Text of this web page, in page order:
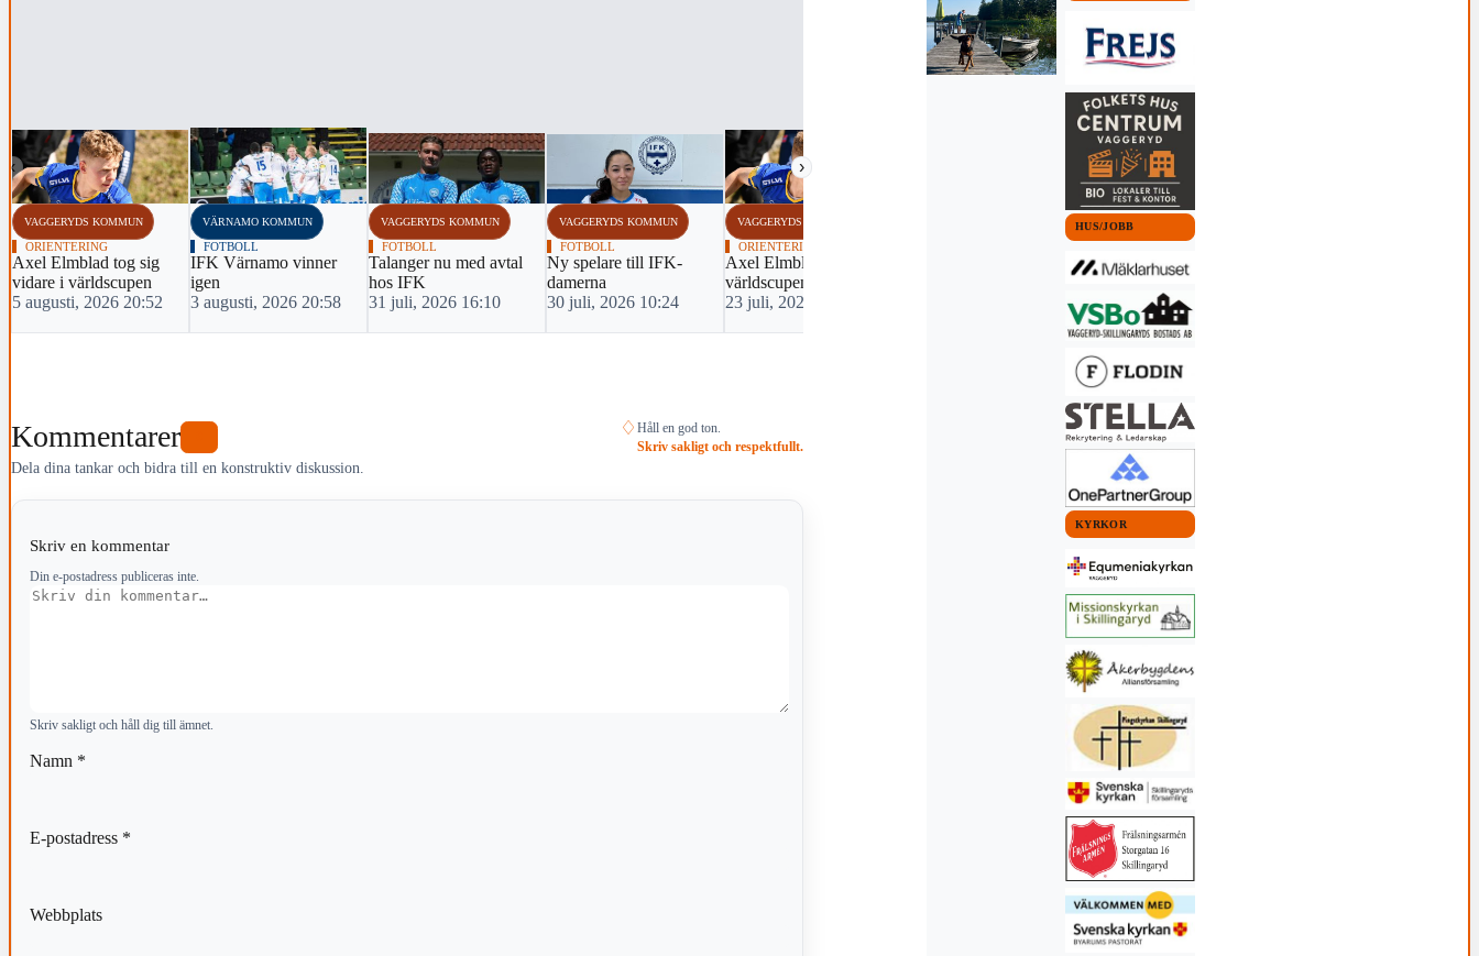
‹ ›
VAGGERYDS KOMMUN
ORIENTERING
Axel Elmblad tog sig
vidare i världscupen
5 augusti, 2026 20:52
VÄRNAMO KOMMUN
FOTBOLL
IFK Värnamo vinner
igen
3 augusti, 2026 20:58
VAGGERYDS KOMMUN
FOTBOLL
Talanger nu med avtal
hos IFK
31 juli, 2026 16:10
VAGGERYDS KOMMUN
FOTBOLL
Ny spelare till IFK-
damerna
30 juli, 2026 10:24
VAGGERYDS KOMMUN
ORIENTERING
Axel Elmblad till
världscupen
23 juli, 2026 19:37
VAGGERYDS KOMMUN
Dumpen fick napp på
Värnamoman
17 juli, 2026 12:09
Kommentarer
Dela dina tankar och bidra till en konstruktiv diskussion.
♢ Håll en god ton.
Skriv sakligt och respektfullt.
Skriv en kommentar
Din e-postadress publiceras inte.
Kommentar
Skriv sakligt och håll dig till ämnet.
Namn *
E-postadress *
Webbplats
HUS/JOBB
KYRKOR